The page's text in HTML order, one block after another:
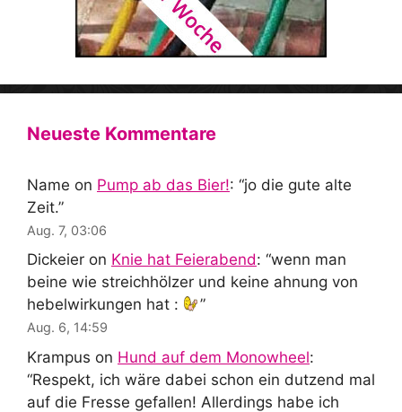
Neueste Kommentare
Name on Pump ab das Bier!: “jo die gute alte
Zeit.”
Aug. 7, 03:06
Dickeier on Knie hat Feierabend: “wenn man
beine wie streichhölzer und keine ahnung von
hebelwirkungen hat :
”
Aug. 6, 14:59
Krampus on Hund auf dem Monowheel:
“Respekt, ich wäre dabei schon ein dutzend mal
auf die Fresse gefallen! Allerdings habe ich